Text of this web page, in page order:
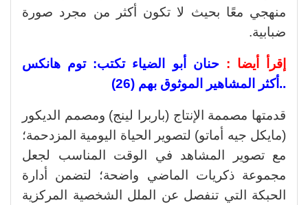
منهجي معًا بحيث لا تكون أكثر من مجرد صورة
ضبابية.
إقرأ أيضا :حنان أبو الضياء تكتب: توم هانكس
..أكثر المشاهير الموثوق بهم (26)
قدمتها مصممة الإنتاج (باربرا لينج) ومصمم الديكور
(مايكل جيه أماتو) لتصوير الحياة اليومية المزدحمة؛
مع تصوير المشاهد في الوقت المناسب لجعل
مجموعة ذكريات الماضي واضحة؛ لتضمن أدارة
الحبكة التي تنفصل عن الملل الشخصية المركزية